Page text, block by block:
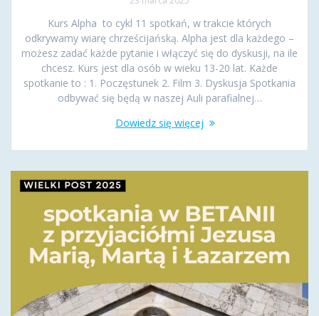
Kurs Alpha to cykl 11 spotkań, w trakcie których
odkrywamy wiarę chrześcijańską. Alpha jest dla każdego –
możesz zadać każde pytanie i włączyć się do dyskusji, na ile
chcesz. Kurs jest dla osób w wieku 13-20 lat. Każde
spotkanie to : 1. Poczęstunek 2. Film 3. Dyskusja Spotkania
odbywać się będą w naszej Auli parafialnej…
Dowiedz się więcej